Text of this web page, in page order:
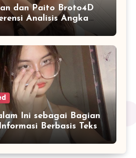
dan Paito Broto4D
Analisis Angka
Ini sebagai Bagian
Berbasis Teks